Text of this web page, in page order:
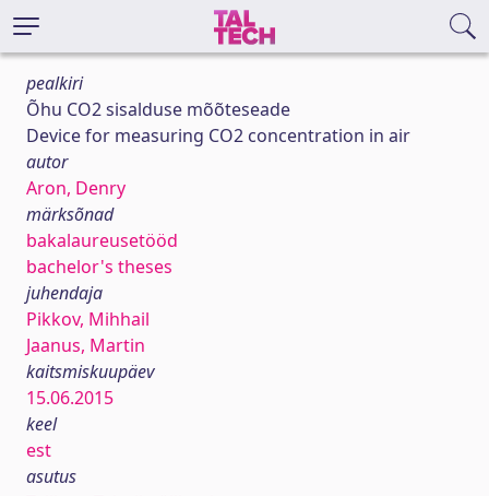
pealkiri
Õhu CO2 sisalduse mõõteseade
Device for measuring CO2 concentration in air
autor
Aron, Denry
märksõnad
bakalaureusetööd
bachelor's theses
juhendaja
Pikkov, Mihhail
Jaanus, Martin
kaitsmiskuupäev
15.06.2015
keel
est
asutus